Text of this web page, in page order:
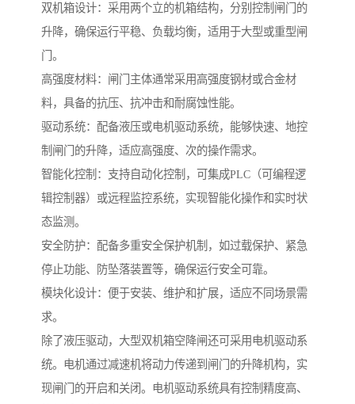
双机箱设计：采用两个立的机箱结构，分别控制闸门的
升降，确保运行平稳、负载均衡，适用于大型或重型闸
门。
高强度材料：闸门主体通常采用高强度钢材或合金材
料，具备的抗压、抗冲击和耐腐蚀性能。
驱动系统：配备液压或电机驱动系统，能够快速、地控
制闸门的升降，适应高强度、次的操作需求。
智能化控制：支持自动化控制，可集成PLC（可编程逻
辑控制器）或远程监控系统，实现智能化操作和实时状
态监测。
安全防护：配备多重安全保护机制，如过载保护、紧急
停止功能、防坠落装置等，确保运行安全可靠。
模块化设计：便于安装、维护和扩展，适应不同场景需
求。
除了液压驱动，大型双机箱空降闸还可采用电机驱动系
统。电机通过减速机将动力传递到闸门的升降机构，实
现闸门的开启和关闭。电机驱动系统具有控制精度高、